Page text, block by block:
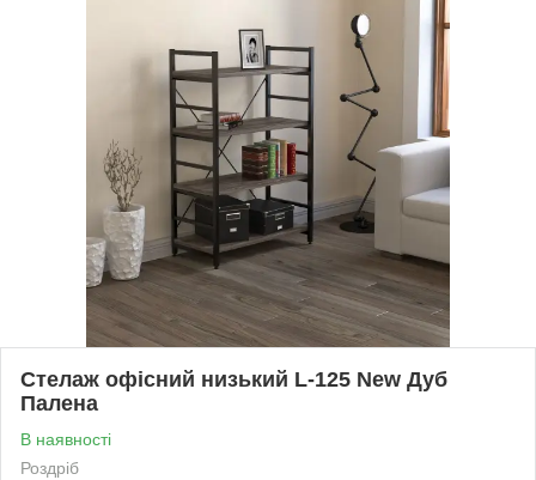
Стелаж офісний низький L-125 New Дуб
Палена
В наявності
Роздріб